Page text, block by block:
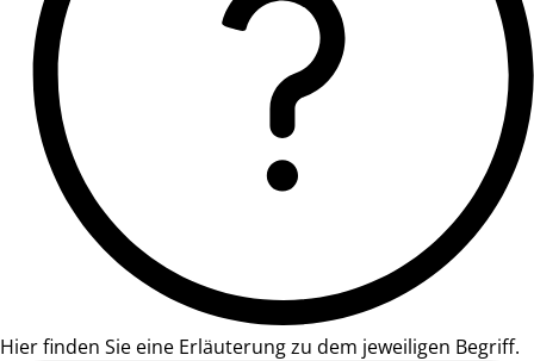
Hier finden Sie eine Erläuterung zu dem jeweiligen Begriff.